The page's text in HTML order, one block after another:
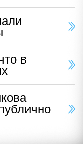
в